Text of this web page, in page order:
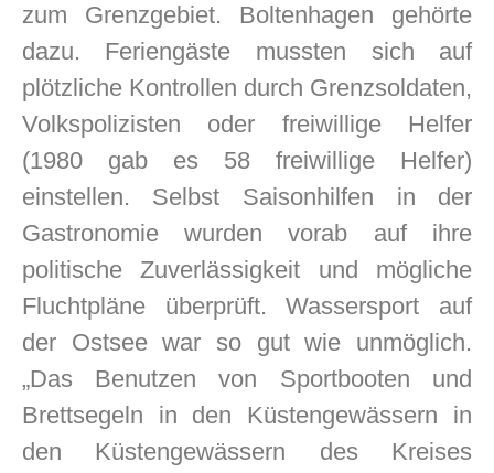
zum Grenzgebiet. Boltenhagen gehörte
dazu. Feriengäste mussten sich auf
plötzliche Kontrollen durch Grenzsoldaten,
Volkspolizisten oder freiwillige Helfer
(1980 gab es 58 freiwillige Helfer)
einstellen. Selbst Saisonhilfen in der
Gastronomie wurden vorab auf ihre
politische Zuverlässigkeit und mögliche
Fluchtpläne überprüft. Wassersport auf
der Ostsee war so gut wie unmöglich.
„Das Benutzen von Sportbooten und
Brettsegeln in den Küstengewässern in
den Küstengewässern des Kreises